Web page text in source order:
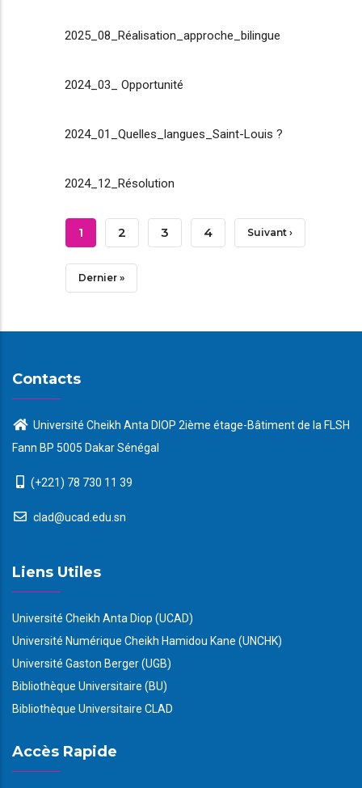
2025_08_Réalisation_approche_bilingue
2024_03_ Opportunité
2024_01_Quelles_langues_Saint-Louis ?
2024_12_Résolution
Pagination
Page
Courante
1 Page
2 Page
3 Page
4 Page
Suivant ›
Dernière
Dernier »
Contacts
Université Cheikh Anta DIOP 2ième étage-Bâtiment de la FLSH
Fann BP 5005 Dakar Sénégal
(+221) 78 730 11 39
clad@ucad.edu.sn
Liens Utiles
Université Cheikh Anta Diop (UCAD)
Université Numérique Cheikh Hamidou Kane (UNCHK)
Université Gaston Berger (UGB)
Bibliothèque Universitaire (BU)
Bibliothèque Universitaire CLAD
Accès Rapide